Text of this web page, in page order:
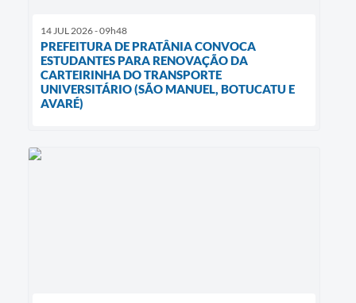
14 JUL 2026 - 09h48
PREFEITURA DE PRATÂNIA CONVOCA
ESTUDANTES PARA RENOVAÇÃO DA
CARTEIRINHA DO TRANSPORTE
UNIVERSITÁRIO (SÃO MANUEL, BOTUCATU E
AVARÉ)